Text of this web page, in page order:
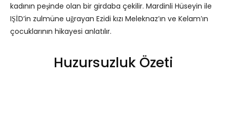
kadının peşinde olan bir girdaba çekilir. Mardinli Hüseyin ile
IŞİD’in zulmüne uğrayan Ezidi kızı Meleknaz’ın ve Kelam’ın
çocuklarının hikayesi anlatılır.
Huzursuzluk Özeti